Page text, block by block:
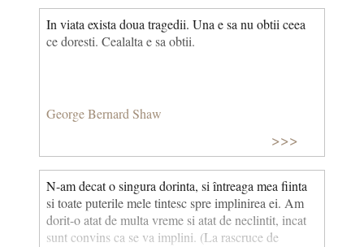
In viata exista doua tragedii. Una e sa nu obtii ceea
ce doresti. Cealalta e sa obtii.
George Bernard Shaw
>>>
N-am decat o singura dorinta, si întreaga mea fiinta
si toate puterile mele tintesc spre implinirea ei. Am
dorit-o atat de multa vreme si atat de neclintit, incat
sunt convins ca se va implini. (La rascruce de